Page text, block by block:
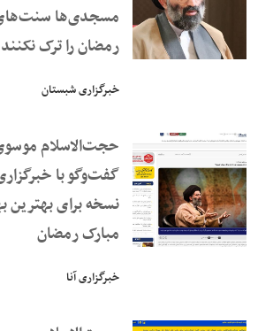
مسجدی‌ها سنت‌های قرآنی
رمضان را ترک نکنند
حجت‌الاسلام موسوی‌مطلق در
گفت‌وگو با خبرگزاری آنا: بهترین
نسخه برای بهترین بهره از ماه
مبارک رمضان